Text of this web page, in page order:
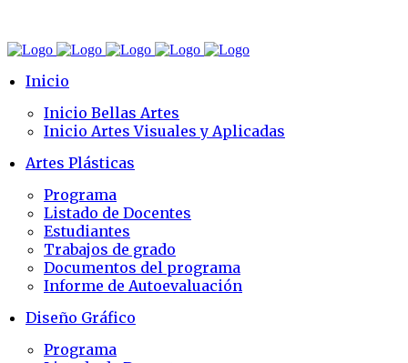
Inicio
Inicio Bellas Artes
Inicio Artes Visuales y Aplicadas
Artes Plásticas
Programa
Listado de Docentes
Estudiantes
Trabajos de grado
Documentos del programa
Informe de Autoevaluación
Diseño Gráfico
Programa